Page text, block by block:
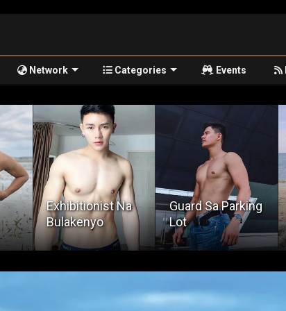
Network Categories Events
Guard Sa Parking
Lot
Kauna-Unahang
Burat Sa Buhay
Ko